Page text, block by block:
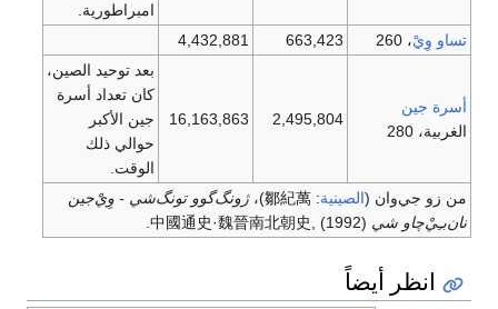
امبراطورية.
تساو وِيْ، 260 663,423
4,432,881
أسرة جين
الغربية، 280
2,495,804
16,163,863
بعد توحيد الصين،
كان تعداد أسرة
جين الأكبر
حوالي ذلك
الوقت.
من زو جي‌وان (الصينية:
鄒紀萬)، ‏ژونگ‌گوو تونگ‌شي - وِيْ‌جين
نان‌بـِيْ‌چاو شي
انظر أيضاً